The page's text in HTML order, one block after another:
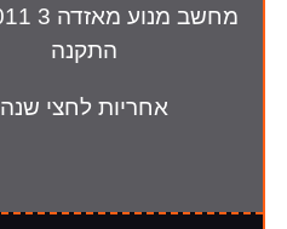
התקנה
אחריות לחצי שנה